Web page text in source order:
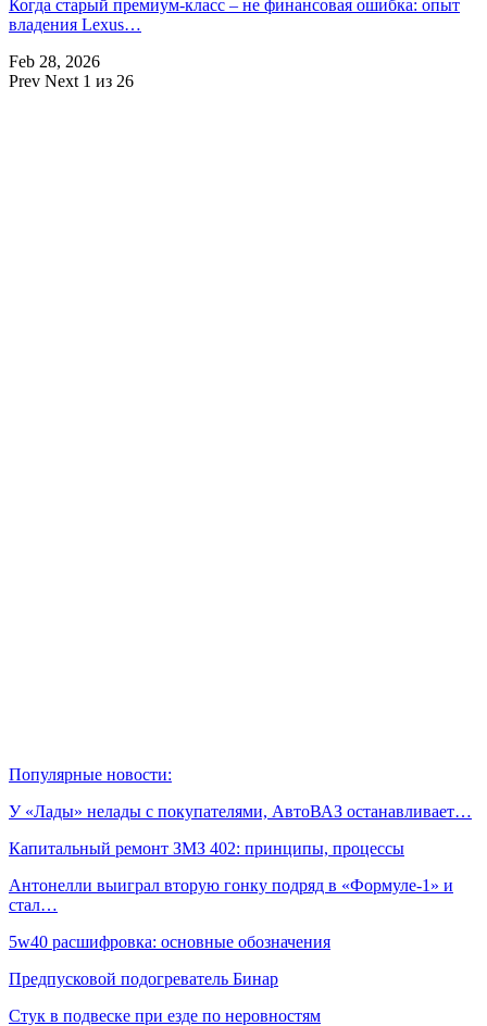
Когда старый премиум-класс – не финансовая ошибка: опыт
владения Lexus…
Feb 28, 2026
Prev Next 1 из 26
Популярные новости:
У «Лады» нелады с покупателями, АвтоВАЗ останавливает…
Капитальный ремонт ЗМЗ 402: принципы, процессы
Антонелли выиграл вторую гонку подряд в «Формуле‑1» и
стал…
5w40 расшифровка: основные обозначения
Предпусковой подогреватель Бинар
Стук в подвеске при езде по неровностям